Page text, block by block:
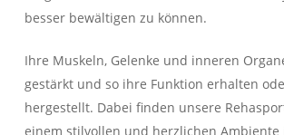
besser bewältigen zu können.
Ihre Muskeln, Gelenke und inneren
gestärkt und so ihre Funktion erhalten
hergestellt. Dabei finden unsere
einem stilvollen und herzlichen Ambiente